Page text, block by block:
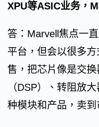
XPU等ASIC业务，
答：Marvell焦点一
平台，但会以很多
售，把芯片像是交
（DSP）、转阻放
种模块和产品，卖到